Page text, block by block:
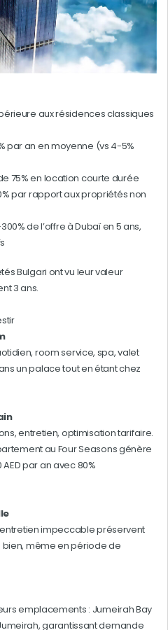
aux résidences classiques
par an en moyenne (vs 4-5%
75% en location courte durée
par rapport aux propriétés non
de l’offre à Dubaï en 5 ans,
Bulgari ont vu leur valeur
3 ans.
room service, spa, valet
un palace tout en étant chez
entretien, optimisation tarifaire.
au Four Seasons génère
par an avec 80%
impeccable préservent
même en période de
emplacements : Jumeirah Bay
garantissant demande